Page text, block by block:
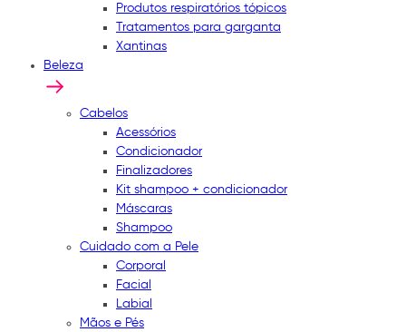
Produtos respiratórios tópicos
Tratamentos para garganta
Xantinas
Beleza
Cabelos
Acessórios
Condicionador
Finalizadores
Kit shampoo + condicionador
Máscaras
Shampoo
Cuidado com a Pele
Corporal
Facial
Labial
Mãos e Pés